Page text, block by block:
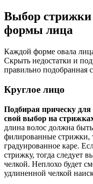
Выбор стрижки
формы лица
Каждой форме овала
Скрыть недостатки и
правильно подобранная
Круглое лицо
Подбирая прическу
свой выбор на
длина волос должна
филированные стрижки,
градуированное каре.
стрижку, тогда следует
челкой. Неплохо будет
удлиненной челкой